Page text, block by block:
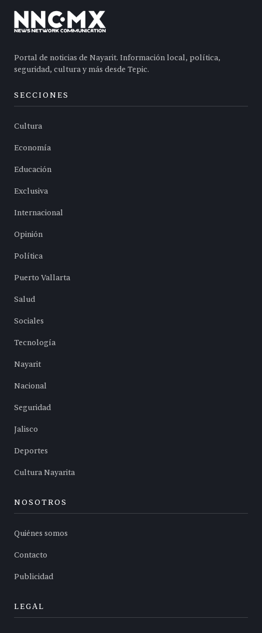
Portal de noticias de Nayarit. Información local, política,
seguridad, cultura y más desde Tepic.
SECCIONES
Cultura
Economía
Educación
Exclusiva
Internacional
Opinión
Política
Puerto Vallarta
Salud
Sociales
Tecnología
Nayarit
Nacional
Seguridad
Jalisco
Deportes
Cultura Nayarita
NOSOTROS
Quiénes somos
Contacto
Publicidad
LEGAL